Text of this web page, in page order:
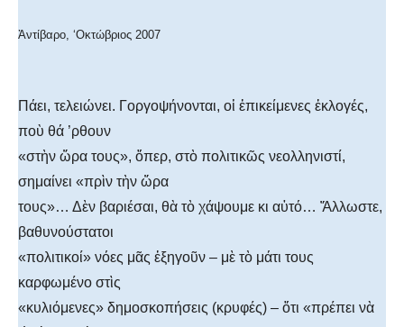
Ἀντίβαρο, ‘Οκτώβριος 2007
Πάει, τελειώνει. Γοργοψήνονται, οἱ ἐπικείμενες ἐκλογές,
ποὺ θά ’ρθουν
«στὴν ὥρα τους», ὅπερ, στὸ πολιτικῶς νεολληνιστί,
σημαίνει «πρὶν τὴν ὥρα
τους»… Δὲν βαριέσαι, θὰ τὸ χάψουμε κι αὐτό… Ἄλλωστε,
βαθυνούστατοι
«πολιτικοί» νόες μᾶς ἐξηγοῦν – μὲ τὸ μάτι τους
καρφωμένο στὶς
«κυλιόμενες» δημοσκοπήσεις (κρυφές) – ὅτι «πρέπει νὰ